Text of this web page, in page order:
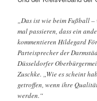
„Das ist wie beim Fußball –
mal passieren, dass ein
kommentieren Hildegard
Parteisprecher der
Düsseldorfer
Zuschke. „Wie es scheint
getroffen, wenn ihre
werden.“